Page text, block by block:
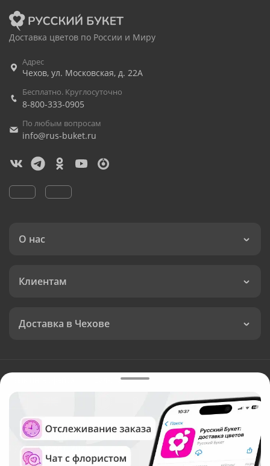
Доставка цветов по России и Миру
Адрес
Чехов, ул. Московская, д. 22А
Бесплатно. Круглосуточно
8-800-333-0905
По любым вопросам
info@rus-buket.ru
О нас
Клиентам
Доставка в Чехове
Валюта:
Служба круглосуточной доставки цветов в Чехове
Русский Букет, 2026